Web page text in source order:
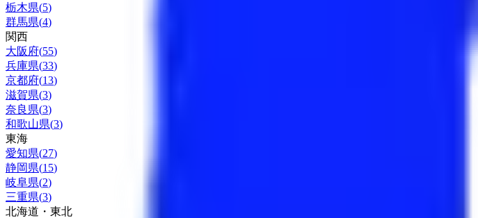
栃木県(5)
群馬県(4)
関西
大阪府(55)
兵庫県(33)
京都府(13)
滋賀県(3)
奈良県(3)
和歌山県(3)
東海
愛知県(27)
静岡県(15)
岐阜県(2)
三重県(3)
北海道・東北